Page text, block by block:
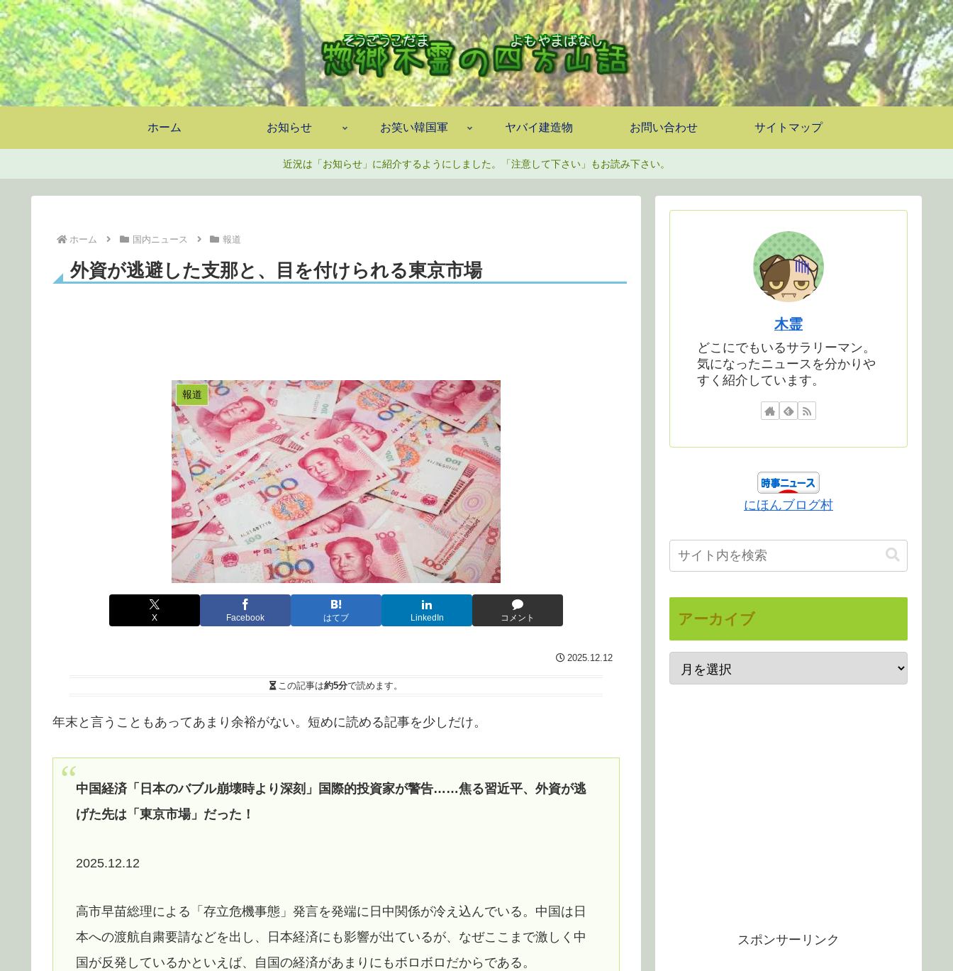
ホーム お知らせ お笑い韓国軍 ヤバイ建造物 お問い合わせ サイトマップ
近況は「お知らせ」に紹介するようにしました。「注意して下さい」もお読み下さい。
ホーム 国内ニュース 報道
外資が逃避した支那と、目を付けられる東京市場
報道
X Facebook はてブ LinkedIn コメント
2025.12.12
この記事は約5分で読めます。
年末と言うこともあってあまり余裕がない。短めに読める記事を少しだけ。
中国経済「日本のバブル崩壊時より深刻」国際的投資家が警告……焦る習近平、外資が逃
げた先は「東京市場」だった！
2025.12.12
高市早苗総理による「存立危機事態」発言を発端に日中関係が冷え込んでいる。中国は日
本への渡航自粛要請などを出し、日本経済にも影響が出ているが、なぜここまで激しく中
国が反発しているかといえば、自国の経済があまりにもボロボロだからである。
木霊
どこにでもいるサラリーマン。
気になったニュースを分かりや
すく紹介しています。
にほんブログ村
アーカイブ
スポンサーリンク